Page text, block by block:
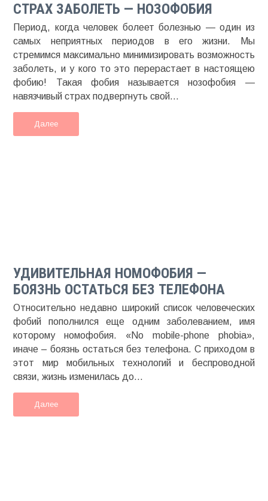
СТРАХ ЗАБОЛЕТЬ — НОЗОФОБИЯ
Период, когда человек болеет болезнью — один из
самых неприятных периодов в его жизни. Мы
стремимся максимально минимизировать возможность
заболеть, и у кого то это перерастает в настоящею
фобию! Такая фобия называется нозофобия —
навязчивый страх подвергнуть свой...
Далее
УДИВИТЕЛЬНАЯ НОМОФОБИЯ —
БОЯЗНЬ ОСТАТЬСЯ БЕЗ ТЕЛЕФОНА
Относительно недавно широкий список человеческих
фобий пополнился еще одним заболеванием, имя
которому номофобия. «No mobile-phone phobia»,
иначе – боязнь остаться без телефона. С приходом в
этот мир мобильных технологий и беспроводной
связи, жизнь изменилась до...
Далее